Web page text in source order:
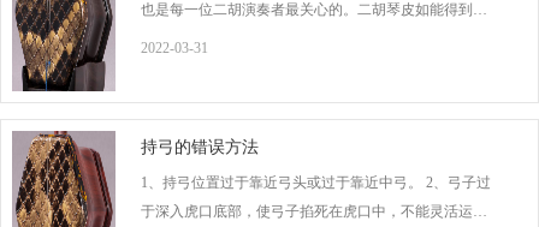
也是每一位二胡演奏者最关心的。二胡琴皮如能得到精
心保养的话，会有很长的使用寿命。我们见到的琴皮已
二胡的发音质量也较稳定。二胡的音色是在不断的使用
中，
2022-03-31
持弓的错误方法
1、持弓位置过于靠近弓头或过于靠近中弓。 2、弓子过
于深入虎口底部，使弓子掐死在虎口中，不能灵活运